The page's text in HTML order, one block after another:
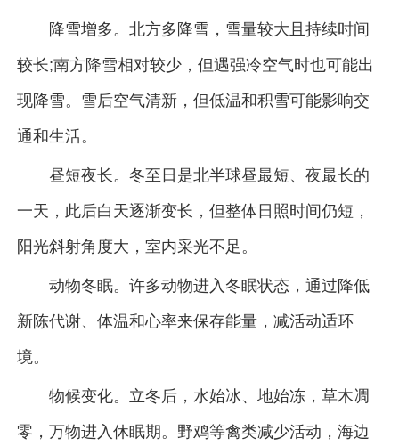
降雪增多。北方多降雪，雪量较大且持续时间
较长;南方降雪相对较少，但遇强冷空气时也可能出
现降雪。雪后空气清新，但低温和积雪可能影响交
通和生活。
昼短夜长。冬至日是北半球昼最短、夜最长的
一天，此后白天逐渐变长，但整体日照时间仍短，
阳光斜射角度大，室内采光不足。
动物冬眠。许多动物进入冬眠状态，通过降低
新陈代谢、体温和心率来保存能量，减活动适环
境。
物候变化。立冬后，水始冰、地始冻，草木凋
零，万物进入休眠期。野鸡等禽类减少活动，海边